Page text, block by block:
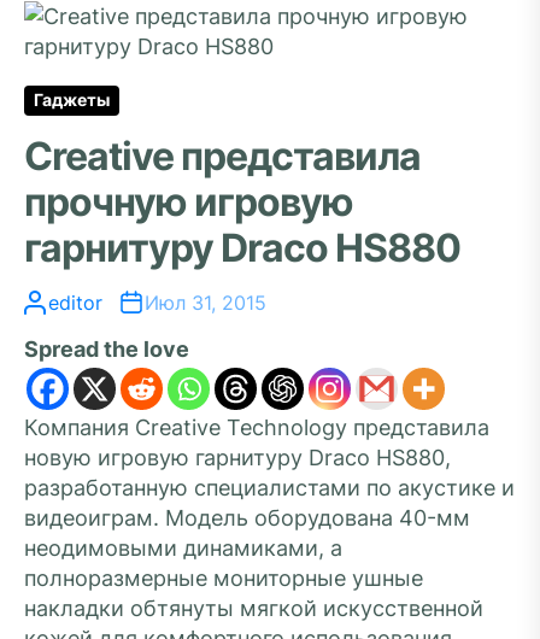
Гаджеты
Creative представила
прочную игровую
гарнитуру Draco HS880
editor Июл 31, 2015
Spread the love
Компания Creative Technology представила
новую игровую гарнитуру Draco HS880,
разработанную специалистами по акустике и
видеоиграм. Модель оборудована 40-мм
неодимовыми динамиками, а
полноразмерные мониторные ушные
накладки обтянуты мягкой искусственной